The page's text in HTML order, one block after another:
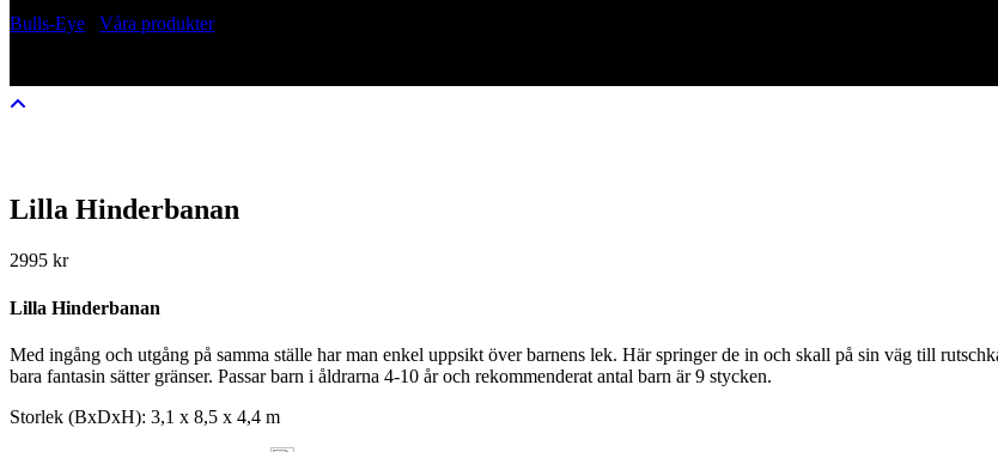
Bulls-Eye Våra produkter/
Lilla Hinderbanan
2995 kr
Lilla Hinderbanan
Med ingång och utgång på samma ställe har man enkel uppsikt över barnens lek. Här springer de in och skall på sin väg till
bara fantasin sätter gränser. Passar barn i åldrarna 4-10 år och rekommenderat antal barn är 9 stycken.
Storlek (BxDxH): 3,1 x 8,5 x 4,4 m